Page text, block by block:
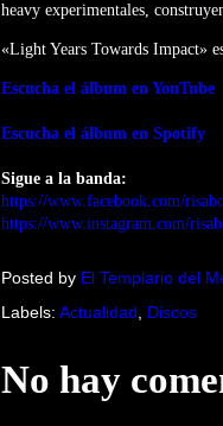
heavy experimentales,
«Light Years Towards Impact»
Escucha el álbum en YouTube
Escucha el álbum en Spotify
Sigue a la banda:
https://www.facebook.com/
https://www.instagram.com/
Posted by El Templario del
Labels: Actualidad Discos
No hay